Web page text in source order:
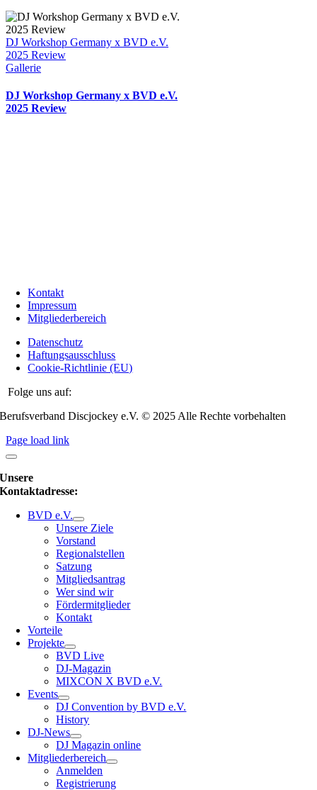
DJ Workshop Germany x BVD e.V.
2025 Review
Gallerie
DJ Workshop Germany x BVD e.V.
2025 Review
Kontakt
Impressum
Mitgliederbereich
Datenschutz
Haftungsausschluss
Cookie-Richtlinie (EU)
Folge uns auf:
Berufsverband Discjockey e.V. © 2025 Alle Rechte vorbehalten
Page load link
Unsere
Kontaktadresse:
BVD e.V.
Unsere Ziele
Vorstand
Regionalstellen
Satzung
Mitgliedsantrag
Wer sind wir
Fördermitglieder
Kontakt
Vorteile
Projekte
BVD Live
DJ-Magazin
MIXCON X BVD e.V.
Events
DJ Convention by BVD e.V.
History
DJ-News
DJ Magazin online
Mitgliederbereich
Anmelden
Registrierung